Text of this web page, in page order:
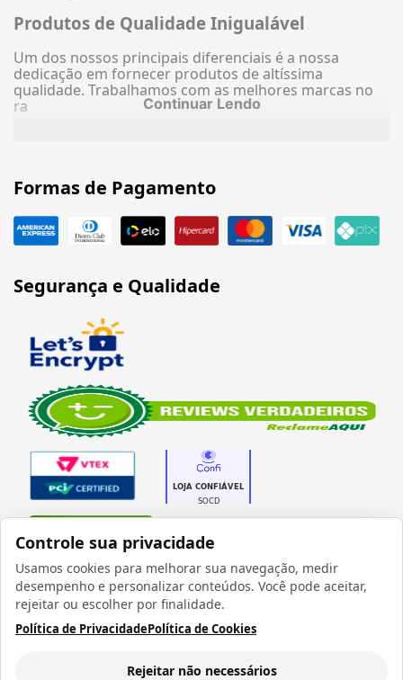
Controle sua privacidade
Usamos cookies para melhorar sua navegação, medir
desempenho e personalizar conteúdos. Você pode aceitar,
rejeitar ou escolher por finalidade.
Política de PrivacidadePolítica de Cookies
Rejeitar não necessários
Produtos de Qualidade Inigualável
Um dos nossos principais diferenciais é a nossa
dedicação em fornecer produtos de altíssima
qualidade. Trabalhamos com as melhores marcas no
ra
Continuar Lendo
Formas de Pagamento
Segurança e Qualidade
Todos os direitos reservados 1999 - 2026 | CRIDON
Rua Bresser, 736 - Brás - São Paulo/SP - socd@socd.com.br